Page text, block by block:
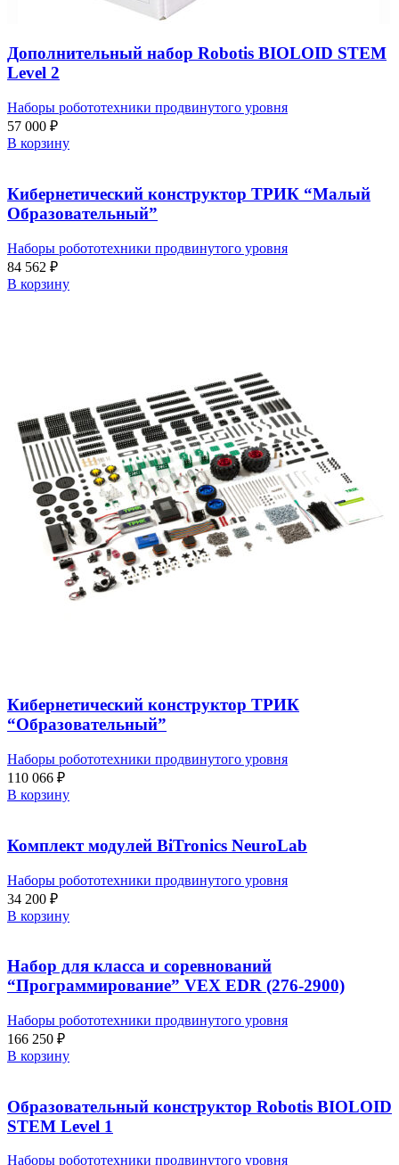
Дополнительный набор Robotis BIOLOID STEM
Level 2
Наборы робототехники продвинутого уровня
57 000 ₽
В корзину
Кибернетический конструктор ТРИК “Малый
Образовательный”
Наборы робототехники продвинутого уровня
84 562 ₽
В корзину
Кибернетический конструктор ТРИК
“Образовательный”
Наборы робототехники продвинутого уровня
110 066 ₽
В корзину
Комплект модулей BiTronics NeuroLab
Наборы робототехники продвинутого уровня
34 200 ₽
В корзину
Набор для класса и соревнований
“Программирование” VEX EDR (276-2900)
Наборы робототехники продвинутого уровня
166 250 ₽
В корзину
Образовательный конструктор Robotis BIOLOID
STEM Level 1
Наборы робототехники продвинутого уровня